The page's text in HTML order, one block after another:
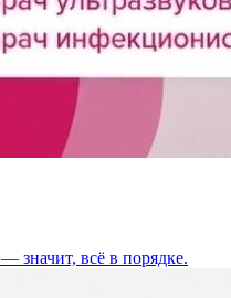
значит, всё в порядке.